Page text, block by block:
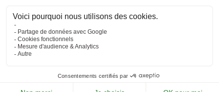
Commandes
Adresses
CONDITIONS GÉNÉRALES DE VENTE